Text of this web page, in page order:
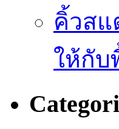
คิ้วสแ
ให้กับ